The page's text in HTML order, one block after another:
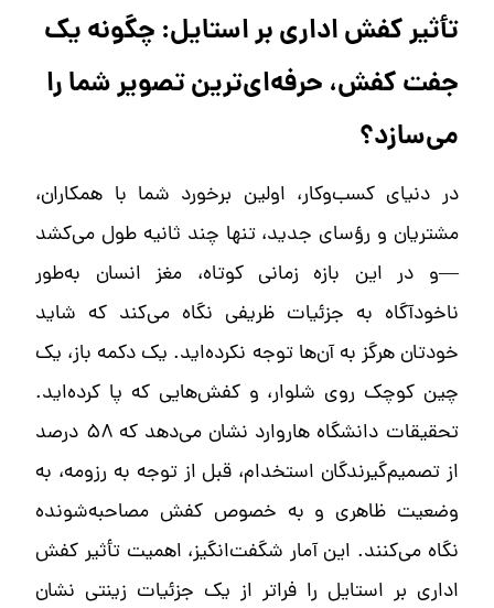
تأثیر کفش اداری بر استایل: چگونه یک
جفت کفش، حرفه‌ای‌ترین تصویر شما را
می‌سازد؟
در دنیای کسب‌وکار، اولین برخورد شما با همکاران،
مشتریان و رؤسای جدید، تنها چند ثانیه طول می‌کشد
—و در این بازه زمانی کوتاه، مغز انسان به‌طور
ناخودآگاه به جزئیات ظریفی نگاه می‌کند که شاید
خودتان هرگز به آن‌ها توجه نکرده‌اید. یک دکمه باز، یک
چین کوچک روی شلوار، و کفش‌هایی که پا کرده‌اید.
تحقیقات دانشگاه هاروارد نشان می‌دهد که ۵۸ درصد
از تصمیم‌گیرندگان استخدام، قبل از توجه به رزومه، به
وضعیت ظاهری و به خصوص کفش مصاحبه‌شونده
نگاه می‌کنند. این آمار شگفت‌انگیز، اهمیت تأثیر کفش
اداری بر استایل را فراتر از یک جزئیات زینتی نشان